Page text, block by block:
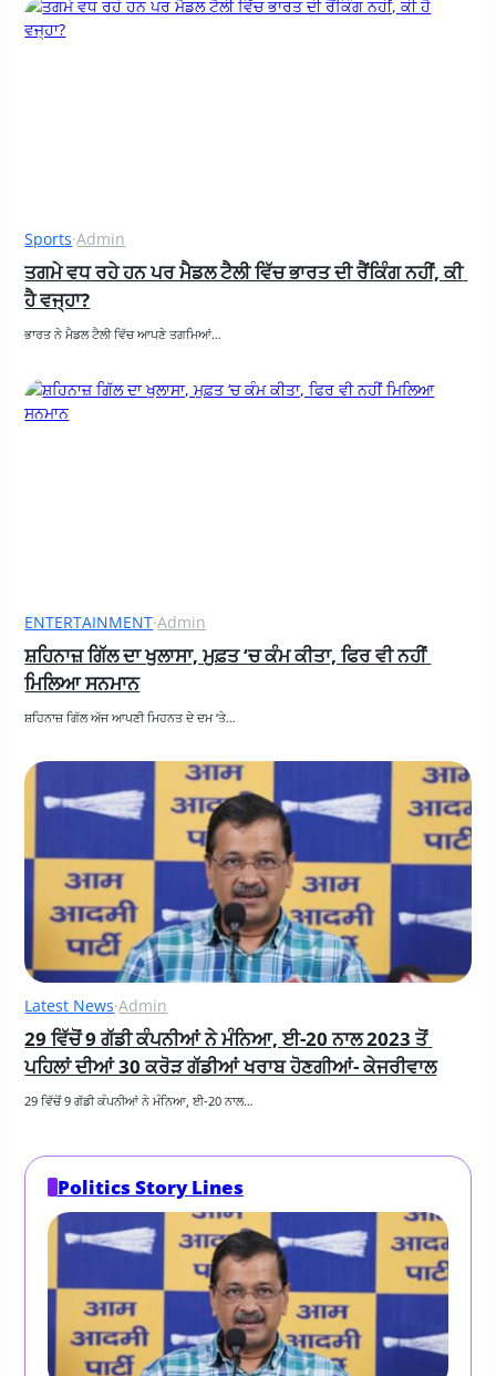
Sports·Admin
ਤਗਮੇ ਵਧ ਰਹੇ ਹਨ ਪਰ ਮੈਡਲ ਟੈਲੀ ਵਿੱਚ ਭਾਰਤ ਦੀ ਰੈਂਕਿੰਗ ਨਹੀਂ, ਕੀ
ਹੈ ਵਜ੍ਹਾ?
ਭਾਰਤ ਨੇ ਮੈਡਲ ਟੈਲੀ ਵਿੱਚ ਆਪਣੇ ਤਗਮਿਆਂ…
ENTERTAINMENT·Admin
ਸ਼ਹਿਨਾਜ਼ ਗਿੱਲ ਦਾ ਖੁਲਾਸਾ, ਮੁਫ਼ਤ ‘ਚ ਕੰਮ ਕੀਤਾ, ਫਿਰ ਵੀ ਨਹੀਂ
ਮਿਲਿਆ ਸਨਮਾਨ
ਸ਼ਹਿਨਾਜ਼ ਗਿੱਲ ਅੱਜ ਆਪਣੀ ਮਿਹਨਤ ਦੇ ਦਮ ‘ਤੇ…
Latest News·Admin
29 ਵਿੱਚੋਂ 9 ਗੱਡੀ ਕੰਪਨੀਆਂ ਨੇ ਮੰਨਿਆ, ਈ-20 ਨਾਲ 2023 ਤੋਂ
ਪਹਿਲਾਂ ਦੀਆਂ 30 ਕਰੋੜ ਗੱਡੀਆਂ ਖਰਾਬ ਹੋਣਗੀਆਂ- ਕੇਜਰੀਵਾਲ
29 ਵਿੱਚੋਂ 9 ਗੱਡੀ ਕੰਪਨੀਆਂ ਨੇ ਮੰਨਿਆ, ਈ-20 ਨਾਲ…
Politics Story Lines